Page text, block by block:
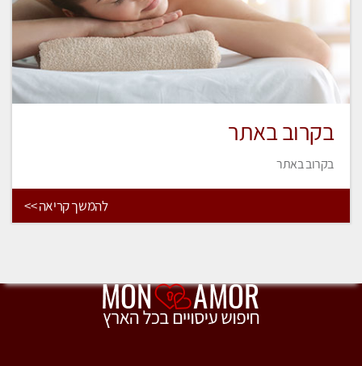
בקרוב באתר
בקרוב באתר
להמשך קריאה >>